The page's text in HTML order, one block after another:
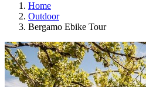
Home
Outdoor
Bergamo Ebike Tour